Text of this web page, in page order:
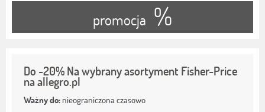
promocja %
Do -20% Na wybrany asortyment Fisher-Price
na allegro.pl
Ważny do: nieograniczona czasowo